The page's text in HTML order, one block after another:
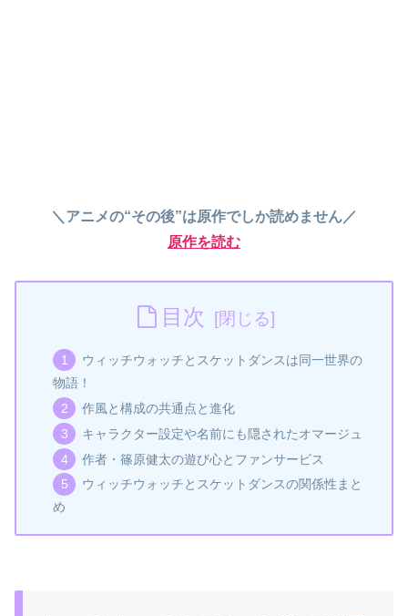
＼アニメの“その後”は原作でしか読めません／
原作を読む
目次
ウィッチウォッチとスケットダンスは同一世界の
物語！
作風と構成の共通点と進化
キャラクター設定や名前にも隠されたオマージュ
作者・篠原健太の遊び心とファンサービス
ウィッチウォッチとスケットダンスの関係性まと
め